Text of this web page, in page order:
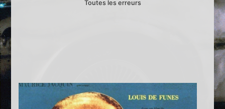
Toutes les erreurs